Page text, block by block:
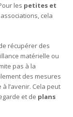
les petites et
cela
récupérer des
matérielle ou
pas à la
des mesures
l’avenir. Cela peut
et de plans